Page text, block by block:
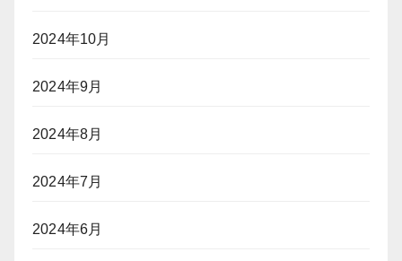
2024年10月
2024年9月
2024年8月
2024年7月
2024年6月